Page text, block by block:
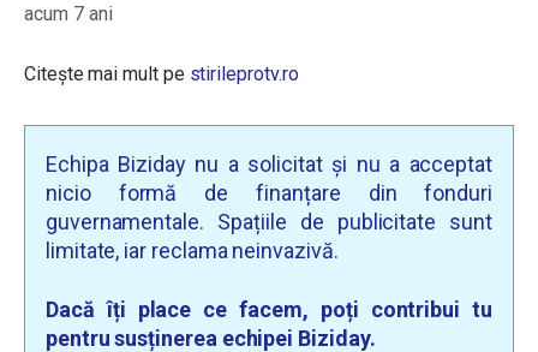
acum 7 ani
Citește mai mult pe stirileprotv.ro
Echipa Biziday nu a solicitat și nu a acceptat
nicio formă de finanțare din fonduri
guvernamentale. Spațiile de publicitate sunt
limitate, iar reclama neinvazivă.
Dacă îți place ce facem, poți contribui tu
pentru susținerea echipei Biziday.